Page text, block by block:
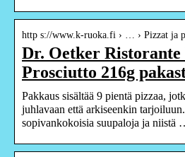
http s://www.k-ruoka.fi › … › Pizzat ja
Dr. Oetker Ristorante
Prosciutto 216g
Pakkaus sisältää 9 pientä pizzaa,
juhlavaan että arkiseenkin
sopivankokoisia suupaloja ja niistä